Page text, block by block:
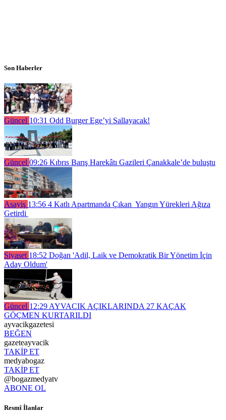
Son Haberler
Güncel 10:31 Odd Burger Ege’yi Sallayacak!
Güncel 09:26 Kıbrıs Barış Harekâtı Gazileri Çanakkale’de buluştu
Asayiş 13:56 4 Katlı Apartmanda Çıkan Yangın Yürekleri Ağıza
Getirdi
Siyaset 18:52 Doğan 'Adil, Laik ve Demokratik Bir Yönetim İçin
Aday Oldum'
Güncel 12:29 AYVACIK AÇIKLARINDA 27 KAÇAK
GÖÇMEN KURTARILDI
ayvacikgazetesi
BEĞEN
gazeteayvacik
TAKİP ET
medyabogaz
TAKİP ET
@bogazmedyatv
ABONE OL
Resmî İlanlar